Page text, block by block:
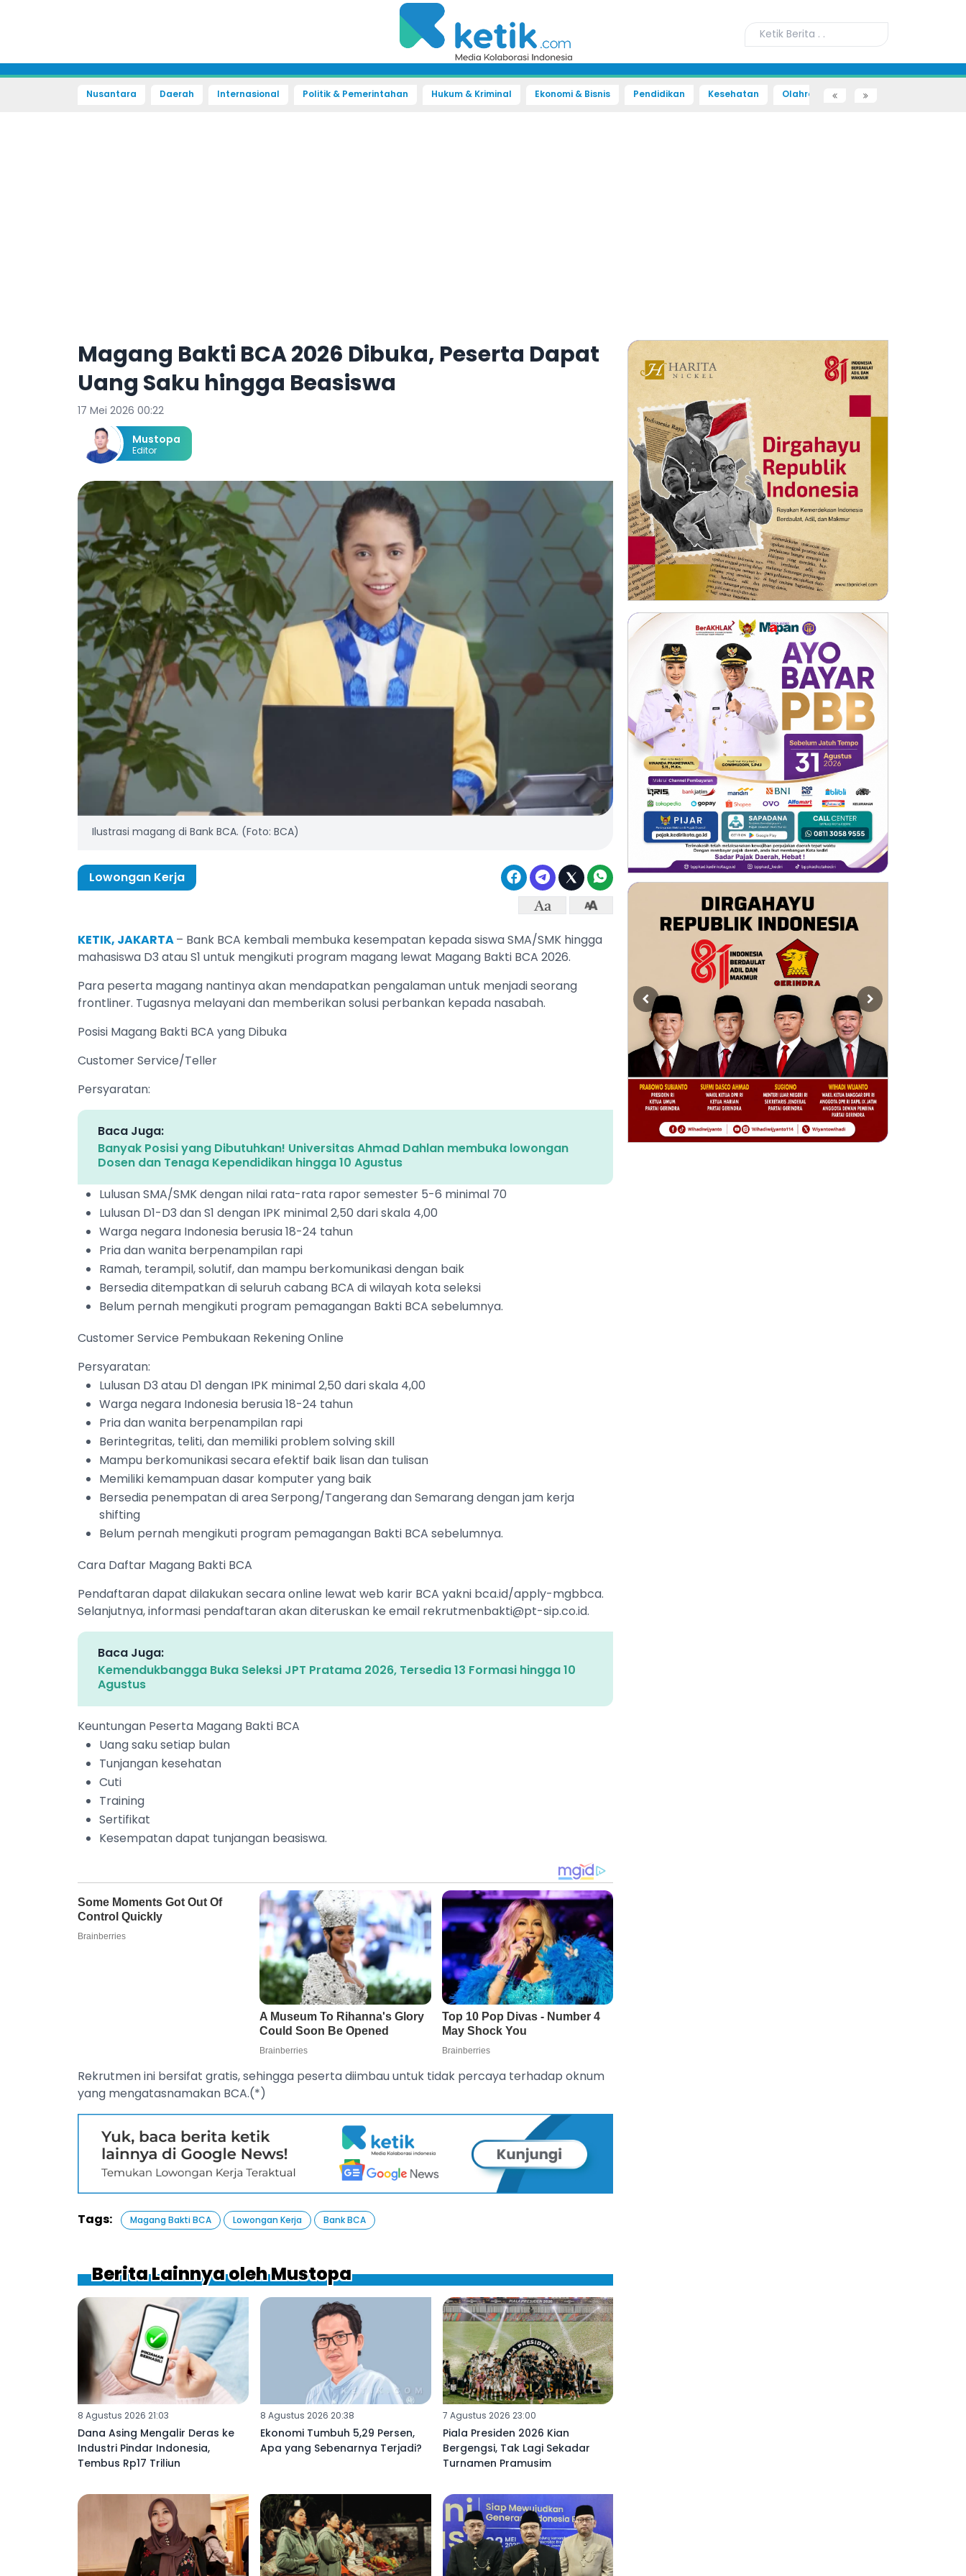
Nusantara Daerah Internasional Politik & Pemerintahan Hukum & Kriminal Ekonomi & Bisnis Pendidikan Kesehatan Olahraga Sains dan Teknologi
Magang Bakti BCA 2026 Dibuka, Peserta Dapat
Uang Saku hingga Beasiswa
17 Mei 2026 00:22
Mustopa
Editor
‎Ilustrasi magang di Bank BCA. (Foto: BCA)‎
Lowongan Kerja
KETIK, JAKARTA– Bank BCA kembali membuka kesempatan kepada siswa SMA/SMK hingga
mahasiswa D3 atau S1 untuk mengikuti program magang lewat Magang Bakti BCA 2026.
Para peserta magang nantinya akan mendapatkan pengalaman untuk menjadi seorang
frontliner. Tugasnya melayani dan memberikan solusi perbankan kepada nasabah.
Posisi Magang Bakti BCA yang Dibuka
Customer Service/Teller
Persyaratan:
Baca Juga:
Banyak Posisi yang Dibutuhkan! Universitas Ahmad Dahlan membuka lowongan
Dosen dan Tenaga Kependidikan hingga 10 Agustus
Lulusan SMA/SMK dengan nilai rata-rata rapor semester 5-6 minimal 70
Lulusan D1-D3 dan S1 dengan IPK minimal 2,50 dari skala 4,00
Warga negara Indonesia berusia 18-24 tahun
Pria dan wanita berpenampilan rapi
Ramah, terampil, solutif, dan mampu berkomunikasi dengan baik
Bersedia ditempatkan di seluruh cabang BCA di wilayah kota seleksi
Belum pernah mengikuti program pemagangan Bakti BCA sebelumnya.
Customer Service Pembukaan Rekening Online
Persyaratan:
Lulusan D3 atau D1 dengan IPK minimal 2,50 dari skala 4,00
Warga negara Indonesia berusia 18-24 tahun
Pria dan wanita berpenampilan rapi
Berintegritas, teliti, dan memiliki problem solving skill
Mampu berkomunikasi secara efektif baik lisan dan tulisan
Memiliki kemampuan dasar komputer yang baik
Bersedia penempatan di area Serpong/Tangerang dan Semarang dengan jam kerja
shifting
Belum pernah mengikuti program pemagangan Bakti BCA sebelumnya.
Cara Daftar Magang Bakti BCA
Pendaftaran dapat dilakukan secara online lewat web karir BCA yakni bca.id/apply-mgbbca.
Selanjutnya, informasi pendaftaran akan diteruskan ke email rekrutmenbakti@pt-sip.co.id.
Baca Juga:
Kemendukbangga Buka Seleksi JPT Pratama 2026, Tersedia 13 Formasi hingga 10
Agustus
Keuntungan Peserta Magang Bakti BCA
Uang saku setiap bulan
Tunjangan kesehatan
Cuti
Training
Sertifikat
Kesempatan dapat tunjangan beasiswa.
Rekrutmen ini bersifat gratis, sehingga peserta diimbau untuk tidak percaya terhadap oknum
yang mengatasnamakan BCA.(*)
Tags: Magang Bakti BCA Lowongan Kerja Bank BCA
Berita Lainnya oleh Mustopa
8 Agustus 2026 21:03
Dana Asing Mengalir Deras ke
Industri Pindar Indonesia,
Tembus Rp17 Triliun
8 Agustus 2026 20:38
Ekonomi Tumbuh 5,29 Persen,
Apa yang Sebenarnya Terjadi?
7 Agustus 2026 23:00
Piala Presiden 2026 Kian
Bergengsi, Tak Lagi Sekadar
Turnamen Pramusim